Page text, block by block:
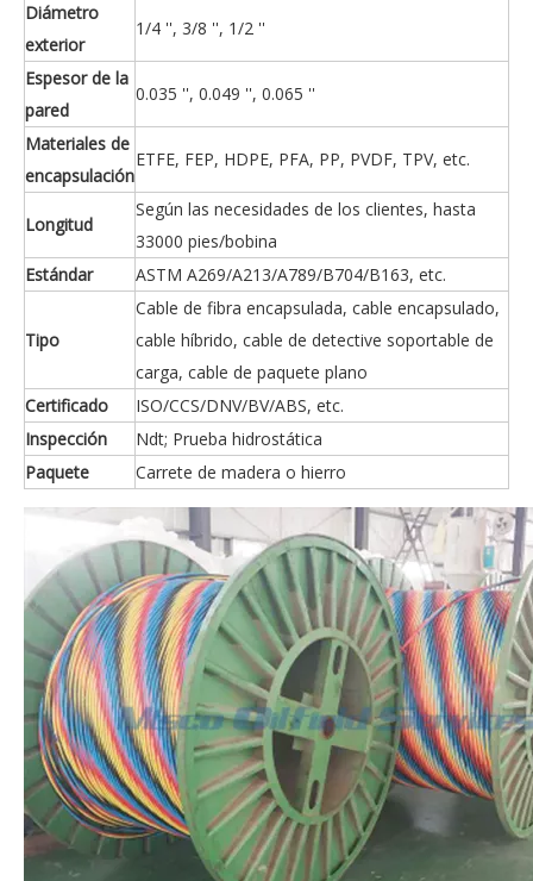
Diámetro
exterior
1/4 '', 3/8 '', 1/2 ''
Espesor de la
pared
0.035 '', 0.049 '', 0.065 ''
Materiales de
encapsulación
ETFE, FEP, HDPE, PFA, PP, PVDF, TPV, etc.
Longitud
Según las necesidades de los clientes, hasta
33000 pies/bobina
Estándar
ASTM A269/A213/A789/B704/B163, etc.
Tipo
Cable de fibra encapsulada, cable encapsulado,
cable híbrido, cable de detective soportable de
carga, cable de paquete plano
Certificado
ISO/CCS/DNV/BV/ABS, etc.
Inspección
Ndt; Prueba hidrostática
Paquete
Carrete de madera o hierro